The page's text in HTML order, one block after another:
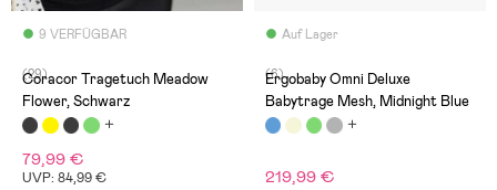
9 VERFÜGBAR
(29)
Coracor Tragetuch Meadow
Flower, Schwarz
79,99 €
UVP: 84,99 €
Auf Lager
(6)
Ergobaby Omni Deluxe
Babytrage Mesh, Midnight Blue
219,99 €